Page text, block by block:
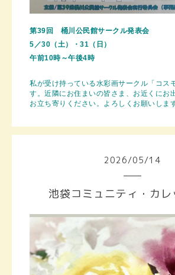
第39回 桶川公民館サークル発表会
5／30（土）・31（日）
午前10時～午後4時
私が受け持っている水彩画サークル「コス
す。近隣にお住まいの皆さま、お近くにお
お立ち寄りください。よろしくお願いします
2026/05/14
池袋コミュニティ・カ